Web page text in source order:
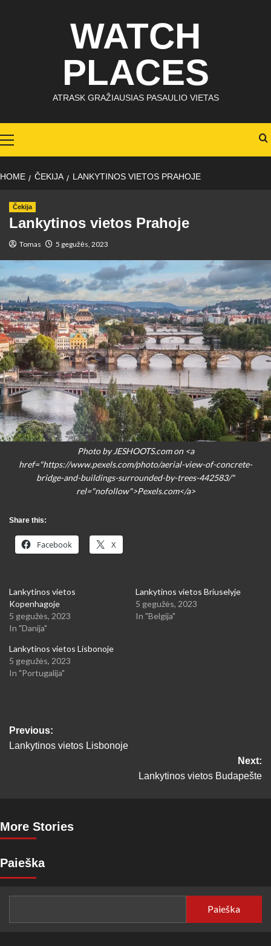
WATCH
PLACES
ATRASK GRAŽIAUSIAS PASAULIO VIETAS
Menu
HOME ČEKIJA LANKYTINOS VIETOS PRAHOJE
Čekija
Lankytinos vietos Prahoje
Tomas 5 gegužės, 2023
Photo by JESHOOTS.com on <a
href="https://www.pexels.com/photo/aerial-view-of-concrete-
bridge-and-buildings-surrounded-by-trees-442583/"
rel="nofollow">Pexels.com</a>
Share this:
Facebook X
Lankytinos vietos
Kopenhagoje
5 gegužės, 2023
In "Danija"
Lankytinos vietos Briuselyje
5 gegužės, 2023
In "Belgija"
Lankytinos vietos Lisbonoje
5 gegužės, 2023
In "Portugalija"
Post
navigation
Previous:
Lankytinos vietos Lisbonoje
Next:
Lankytinos vietos Budapešte
More Stories
Paieška
Paieška